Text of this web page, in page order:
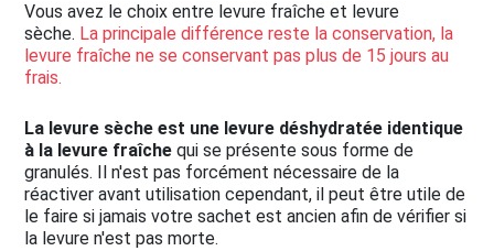
Vous avez le choix entre levure fraîche et levure
sèche. La principale différence reste la conservation, la
levure fraîche ne se conservant pas plus de 15 jours au
frais.
La levure sèche est une levure déshydratée identique
à la levure fraîche qui se présente sous forme de
granulés. Il n'est pas forcément nécessaire de la
réactiver avant utilisation cependant, il peut être utile de
le faire si jamais votre sachet est ancien afin de vérifier si
la levure n'est pas morte.